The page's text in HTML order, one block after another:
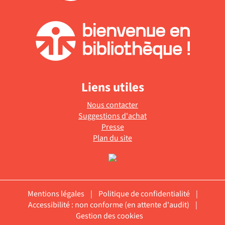
Liens utiles
Nous contacter
Suggestions d'achat
Presse
Plan du site
Mentions légales | Politique de confidentialité
|
Accessibilité : non conforme (en attente d'audit)
|
Gestion des cookies